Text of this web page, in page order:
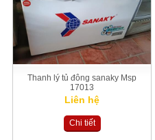
Thanh lý tủ đông sanaky Msp
17013
Liên hệ
Chi tiết